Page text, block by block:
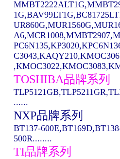
TOSHIBA品牌系列
......
NXP品牌系列
BT137-
500R........
TI品牌系列